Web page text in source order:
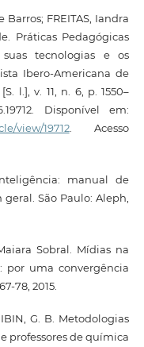
FREITAS, Iandra
Práticas Pedagógicas
tecnologias e os
Ibero-Americana de
l.], v. 11, n. 6, p. 1550–
Disponível em:
view/19712. Acesso
manual de
São Paulo: Aleph,
Sobral. Mídias na
por uma convergência
78, 2015.
G. B. Metodologias
professores de química